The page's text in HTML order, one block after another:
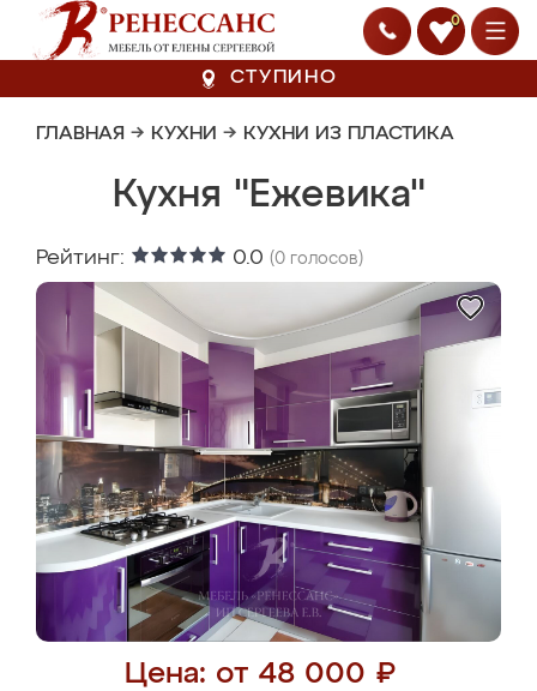
0
СТУПИНО
ГЛАВНАЯ → КУХНИ → КУХНИ ИЗ ПЛАСТИКА
Кухня "Ежевика"
Рейтинг: 0.0 (0 голосов)
Цена: от 48 000 ₽